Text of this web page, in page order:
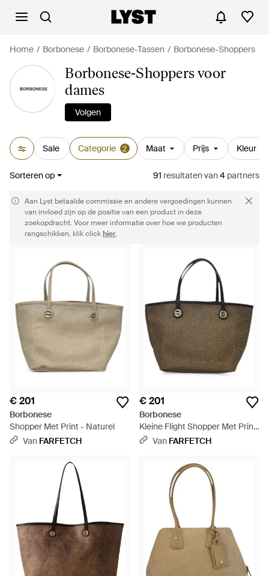
Home Borbonese Borbonese-Tassen Borbonese-Shoppers
Borbonese-Shoppers voor
dames
Volgen
Sale Categorie 2 Maat Prijs Kleur
Sorteren op 91 resultatenvan4 partners
Aan Lyst betaalde commissie en andere vergoedingen kunnen
van invloed zijn op de positie van een product in deze
zoekopdracht. Voor meer informatie over hoe we producten
rangschikken, klik clickhier.
€ 201
Borbonese
Shopper Met Print - Naturel
Van FARFETCH
€ 201
Borbonese
Kleine Flight Shopper Met Print
- Bruin
Van FARFETCH